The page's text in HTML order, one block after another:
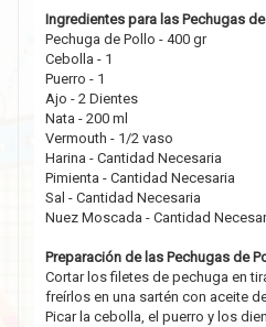
Ingredientes para las Pechugas
Pechuga de Pollo - 400 gr
Cebolla - 1
Puerro - 1
Ajo - 2 Dientes
Nata - 200 ml
Vermouth - 1/2 vaso
Harina - Cantidad Necesaria
Pimienta - Cantidad Necesaria
Sal - Cantidad Necesaria
Nuez Moscada - Cantidad
Preparación de las Pechugas de
Cortar los filetes de pechuga en
freírlos en una sartén con aceite
Picar la cebolla, el puerro y los